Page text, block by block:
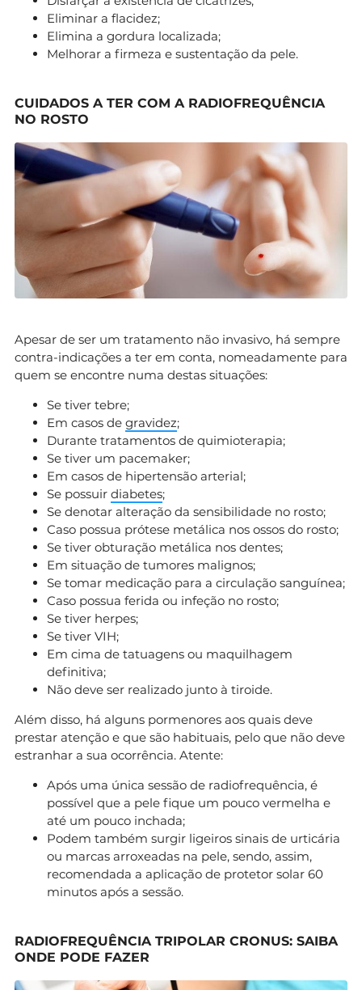
Eliminar a flacidez;
Elimina a gordura localizada;
Melhorar a firmeza e sustentação da pele.
CUIDADOS A TER COM A RADIOFREQUÊNCIA
NO ROSTO
Apesar de ser um tratamento não invasivo, há sempre
contra-indicações a ter em conta, nomeadamente para
quem se encontre numa destas situações:
Se tiver tebre;
Em casos de gravidez;
Durante tratamentos de quimioterapia;
Se tiver um pacemaker;
Em casos de hipertensão arterial;
Se possuir diabetes;
Se denotar alteração da sensibilidade no rosto;
Caso possua prótese metálica nos ossos do rosto;
Se tiver obturação metálica nos dentes;
Em situação de tumores malignos;
Se tomar medicação para a circulação sanguínea;
Caso possua ferida ou infeção no rosto;
Se tiver herpes;
Se tiver VIH;
Em cima de tatuagens ou maquilhagem
definitiva;
Não deve ser realizado junto à tiroide.
Além disso, há alguns pormenores aos quais deve
prestar atenção e que são habituais, pelo que não deve
estranhar a sua ocorrência. Atente:
Após uma única sessão de radiofrequência, é
possível que a pele fique um pouco vermelha e
até um pouco inchada;
Podem também surgir ligeiros sinais de urticária
ou marcas arroxeadas na pele, sendo, assim,
recomendada a aplicação de protetor solar 60
minutos após a sessão.
RADIOFREQUÊNCIA TRIPOLAR CRONUS: SAIBA
ONDE PODE FAZER